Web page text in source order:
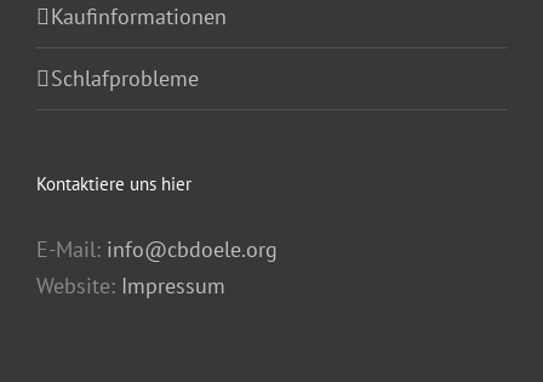
Kaufinformationen
Schlafprobleme
Kontaktiere uns hier
E-Mail: info@cbdoele.org
Website: Impressum